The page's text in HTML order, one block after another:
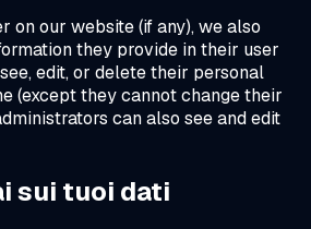
on our website (if any), we also
they provide in their user
edit, or delete their personal
(except they cannot change their
can also see and edit
sui tuoi dati